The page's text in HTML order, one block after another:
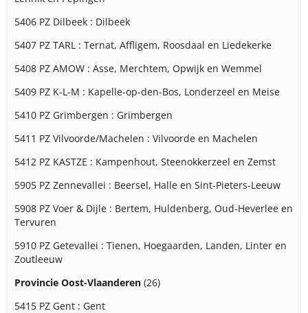
5406 PZ Dilbeek : Dilbeek
5407 PZ TARL : Ternat, Affligem, Roosdaal en Liedekerke
5408 PZ AMOW : Asse, Merchtem, Opwijk en Wemmel
5409 PZ K-L-M : Kapelle-op-den-Bos, Londerzeel en Meise
5410 PZ Grimbergen : Grimbergen
5411 PZ Vilvoorde/Machelen : Vilvoorde en Machelen
5412 PZ KASTZE : Kampenhout, Steenokkerzeel en Zemst
5905 PZ Zennevallei : Beersel, Halle en Sint-Pieters-Leeuw
5908 PZ Voer & Dijle : Bertem, Huldenberg, Oud-Heverlee en
Tervuren
5910 PZ Getevallei : Tienen, Hoegaarden, Landen, Linter en
Zoutleeuw
Provincie Oost-Vlaanderen (26)
5415 PZ Gent : Gent